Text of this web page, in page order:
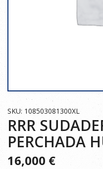
SKU: 108503081300XL
RRR
PERCHADA
16,000 €